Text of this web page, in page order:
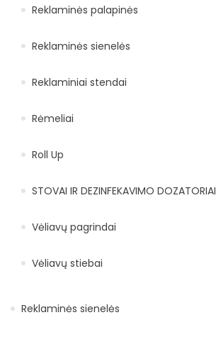
Reklaminės palapinės
Reklaminės sienelės
Reklaminiai stendai
Rėmeliai
Roll Up
STOVAI IR DEZINFEKAVIMO DOZATORIAI
Vėliavų pagrindai
Vėliavų stiebai
Reklaminės sienelės